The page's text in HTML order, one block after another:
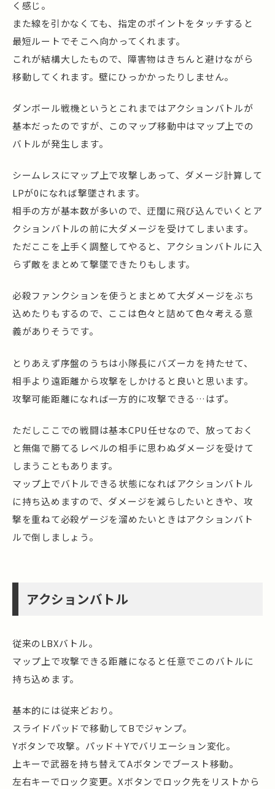
く感じ。
また線を引かなくても、指定のポイントをタッチすると
最短ルートでそこへ向かってくれます。
これが結構大したもので、障害物はきちんと避けながら
移動してくれます。壁にひっかかったりしません。
ダンボール戦機というとこれまではアクションバトルが
基本だったのですが、このマップ移動中はマップ上での
バトルが発生します。
シームレスにマップ上で攻撃しあって、ダメージ計算して
LPが0になれば撃墜されます。
相手の方が基本数が多いので、迂闊に飛び込んでいくとア
クションバトルの前に大ダメージを受けてしまいます。
ただここを上手く調整してやると、アクションバトルに入
らず敵をまとめて撃墜できたりもします。
必殺ファンクションを使うとまとめて大ダメージをぶち
込めたりもするので、ここは色々と詰めて色々考える意
義がありそうです。
とりあえず序盤のうちは小隊長にバズーカを持たせて、
相手より遠距離から攻撃をしかけると良いと思います。
攻撃可能距離になれば一方的に攻撃できる…はず。
ただしここでの戦闘は基本CPU任せなので、放っておく
と無傷で勝てるレベルの相手に思わぬダメージを受けて
しまうこともあります。
マップ上でバトルできる状態になればアクションバトル
に持ち込めますので、ダメージを減らしたいときや、攻
撃を重ねて必殺ゲージを溜めたいときはアクションバト
ルで倒しましょう。
アクションバトル
従来のLBXバトル。
マップ上で攻撃できる距離になると任意でこのバトルに
持ち込めます。
基本的には従来どおり。
スライドパッドで移動してBでジャンプ。
Yボタンで攻撃。パッド＋Yでバリエーション変化。
上キーで武器を持ち替えてAボタンでブースト移動。
左右キーでロック変更。Xボタンでロック先をリストから